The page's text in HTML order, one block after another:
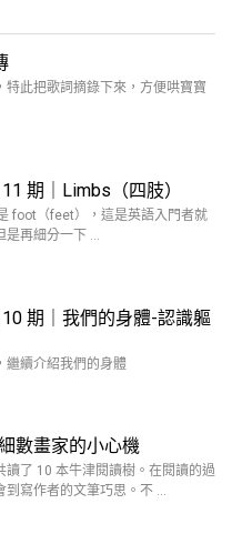
特此把歌詞摘錄下來，方便哄寶寶
期｜Limbs（四肢）
foot（feet），這是英語入門者就
是再細分一下 …
期｜我們的身體-認識軀
繼續介紹我們的身體
數畫家的小心機
讀了 10 本牛津閱讀樹。在閱讀的過
到寫作者的文筆巧思。不 …